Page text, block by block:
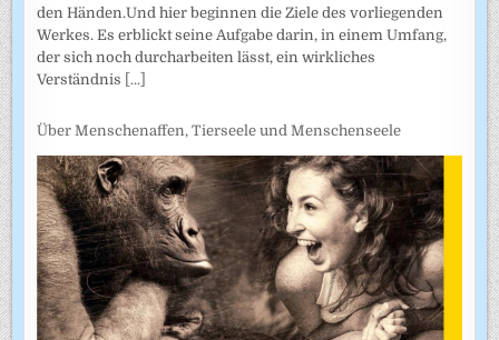
den Händen.Und hier beginnen die Ziele des vorliegenden
Werkes. Es erblickt seine Aufgabe darin, in einem Umfang,
der sich noch durcharbeiten lässt, ein wirkliches
Verständnis [...]
Über Menschenaffen, Tierseele und Menschenseele